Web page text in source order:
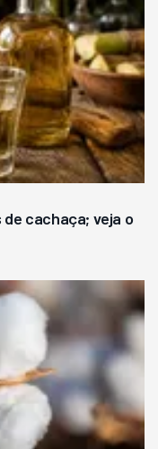
cachaça; veja o